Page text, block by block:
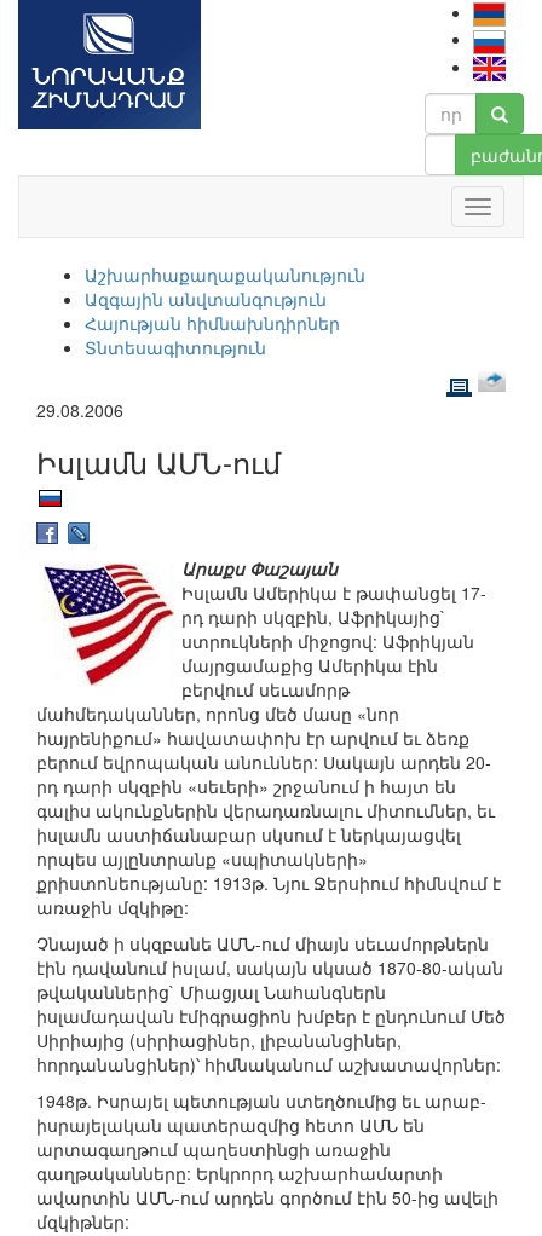
Աշխարհաքաղաքականություն
Ազգային անվտանգություն
Հայության հիմնախնդիրներ
Տնտեսագիտություն
29.08.2006
Իսլամն ԱՄՆ-ում
Արաքս Փաշայան
Իսլամն Ամերիկա է թափանցել 17-
րդ դարի սկզբին, Աֆրիկայից`
ստրուկների միջոցով: Աֆրիկյան
մայրցամաքից Ամերիկա էին
բերվում սեւամորթ
մահմեդականներ, որոնց մեծ մասը «նոր
հայրենիքում» հավատափոխ էր արվում եւ ձեռք
բերում եվրոպական անուններ: Սակայն արդեն 20-
րդ դարի սկզբին «սեւերի» շրջանում ի հայտ են
գալիս ակունքներին վերադառնալու միտումներ, եւ
իսլամն աստիճանաբար սկսում է ներկայացվել
որպես այլընտրանք «սպիտակների»
քրիստոնեությանը: 1913թ. Նյու Ջերսիում հիմնվում է
առաջին մզկիթը:
Չնայած ի սկզբանե ԱՄՆ-ում միայն սեւամորթներն
էին դավանում իսլամ, սակայն սկսած 1870-80-ական
թվականներից` Միացյալ Նահանգներն
իսլամադավան էմիգրացիոն խմբեր է ընդունում Մեծ
Սիրիայից (սիրիացիներ, լիբանանցիներ,
հորդանանցիներ)՝ հիմնականում աշխատավորներ:
1948թ. Իսրայել պետության ստեղծումից եւ արաբ-
իսրայելական պատերազմից հետո ԱՄՆ են
արտագաղթում պաղեստինցի առաջին
գաղթականները: Երկրորդ աշխարհամարտի
ավարտին ԱՄՆ-ում արդեն գործում էին 50-ից ավելի
մզկիթներ: